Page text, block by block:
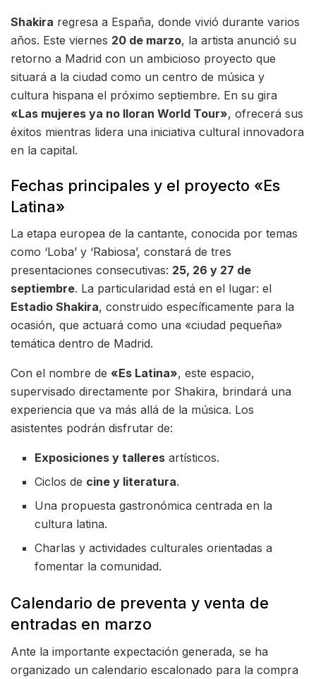
Shakira regresa a España, donde vivió durante varios
años. Este viernes 20 de marzo, la artista anunció su
retorno a Madrid con un ambicioso proyecto que
situará a la ciudad como un centro de música y
cultura hispana el próximo septiembre. En su gira
«Las mujeres ya no lloran World Tour», ofrecerá sus
éxitos mientras lidera una iniciativa cultural innovadora
en la capital.
Fechas principales y el proyecto «Es
Latina»
La etapa europea de la cantante, conocida por temas
como ‘Loba’ y ‘Rabiosa’, constará de tres
presentaciones consecutivas: 25, 26 y 27 de
septiembre. La particularidad está en el lugar: el
Estadio Shakira, construido específicamente para la
ocasión, que actuará como una «ciudad pequeña»
temática dentro de Madrid.
Con el nombre de «Es Latina», este espacio,
supervisado directamente por Shakira, brindará una
experiencia que va más allá de la música. Los
asistentes podrán disfrutar de:
Exposiciones y talleres artísticos.
Ciclos de cine y literatura.
Una propuesta gastronómica centrada en la
cultura latina.
Charlas y actividades culturales orientadas a
fomentar la comunidad.
Calendario de preventa y venta de
entradas en marzo
Ante la importante expectación generada, se ha
organizado un calendario escalonado para la compra